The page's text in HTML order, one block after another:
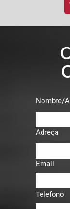
Nombre/
Adreça
Email
Telefono